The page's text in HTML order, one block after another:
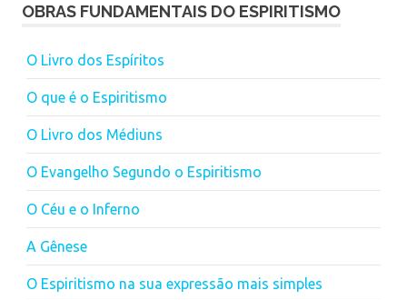
OBRAS FUNDAMENTAIS DO ESPIRITISMO
O Livro dos Espíritos
O que é o Espiritismo
O Livro dos Médiuns
O Evangelho Segundo o Espiritismo
O Céu e o Inferno
A Gênese
O Espiritismo na sua expressão mais simples